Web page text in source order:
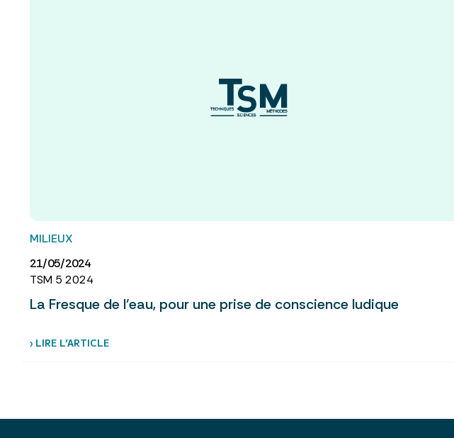
MILIEUX
21/05/2024
TSM 5 2024
La Fresque de l’eau, pour une prise de conscience ludique
› LIRE L’ARTICLE